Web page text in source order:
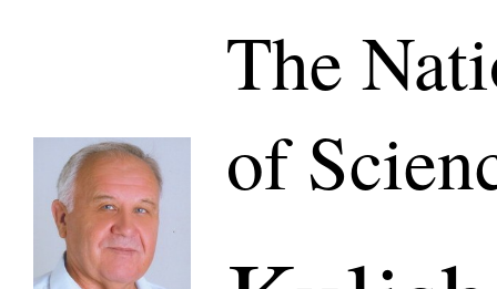
The
of